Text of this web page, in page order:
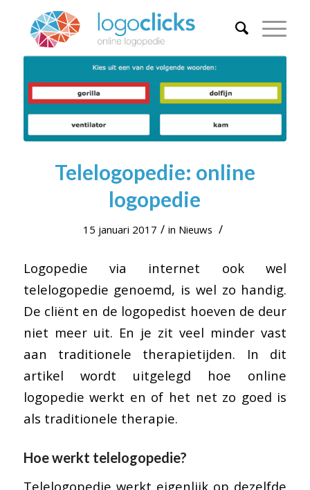
Telelogopedie: online
logopedie
15 januari 2017 / in Nieuws /
Logopedie via internet ook wel
telelogopedie genoemd, is wel zo handig.
De cliënt en de logopedist hoeven de deur
niet meer uit. En je zit veel minder vast
aan traditionele therapietijden. In dit
artikel wordt uitgelegd hoe online
logopedie werkt en of het net zo goed is
als traditionele therapie.
Hoe werkt telelogopedie?
Telelogopedie werkt eigenlijk op dezelfde